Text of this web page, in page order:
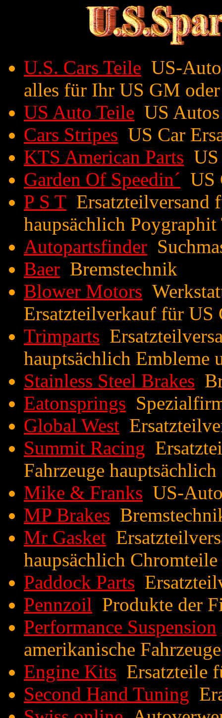
U.S. Cars Teile US-
alles für Ihr US GM
US Auto Teile US
Cars Stripes US Car
KTS American Parts
Garden Of Speedin´ US
P S T Ersatzteilversand
haupsächlich Poygraphit
Autopartsfinder
Baer Bremstechnik
Blower Motors
Ersatzteilverkauf für US
Trimparts
hauptsächlich Embleme
Stainless Steel Brakes
Eatonsprings
Global West
Summit Racing
Fahrzeuge
Mike & Franks US-
MP Brakes
Mr Gasket
haupsächlich
Paddock Parts
Pennzoil Produkte der
Performance Suspension
amerikanische Fahrzeuge
Engine Kits Ersatzteile
Second Hand Tuning